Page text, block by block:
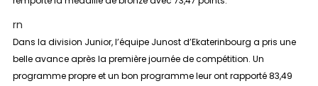
rn
Dans la division Junior, l’équipe Junost d’Ekaterinbourg a pris une
belle avance après la première journée de compétition. Un
programme propre et un bon programme leur ont rapporté 83,49